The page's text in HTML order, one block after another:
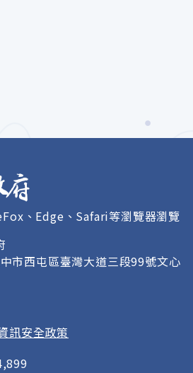
、Edge、Safari等瀏覽器瀏覽
市西屯區臺灣大道三段99號文心
訊安全政策